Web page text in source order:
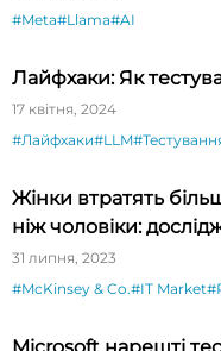
#Meta#Llama#AI
Лайфхаки: Як
17 квітня, 2024
#Лайфхаки#LLM
Жінки втратять
ніж чоловіки:
31 липня, 2023
#McKinsey & Co.#IT Market